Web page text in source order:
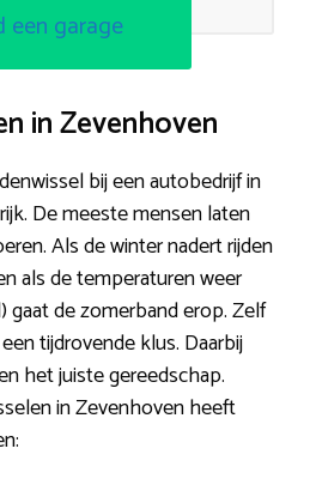
een garage
in Zevenhoven
bij een autobedrijf in
De meeste mensen laten
Als de winter nadert rijden
als de temperaturen weer
gaat de zomerband erop. Zelf
tijdrovende klus. Daarbij
het juiste gereedschap.
in Zevenhoven heeft